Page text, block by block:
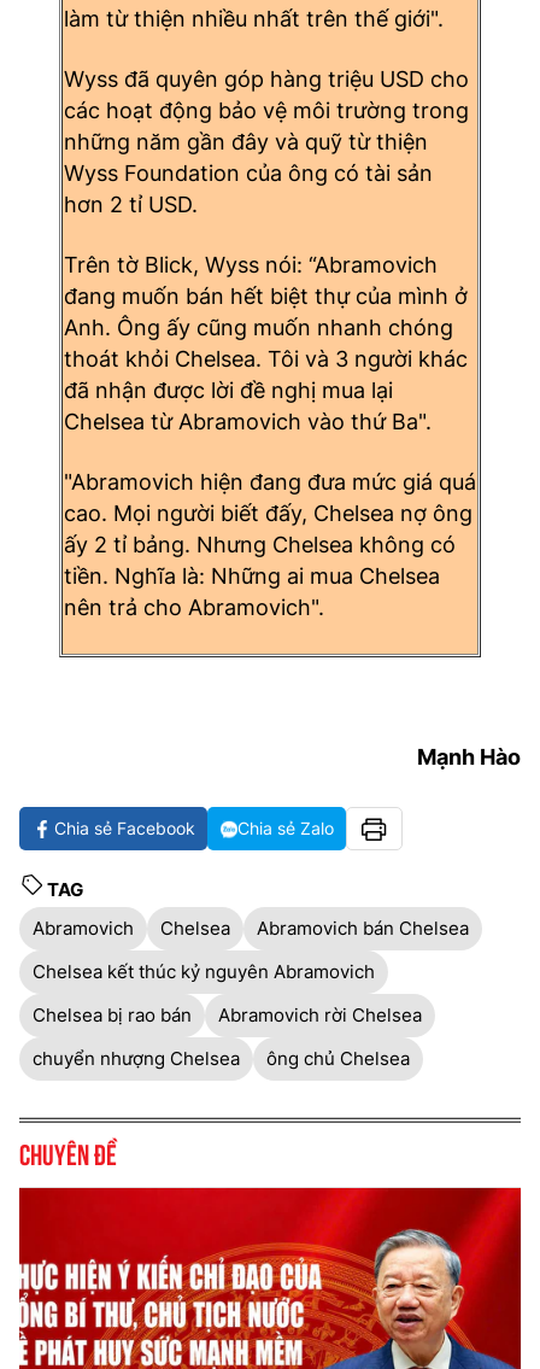
làm từ thiện nhiều nhất trên thế giới".
Wyss đã quyên góp hàng triệu USD cho
các hoạt động bảo vệ môi trường trong
những năm gần đây và quỹ từ thiện
Wyss Foundation của ông có tài sản
hơn 2 tỉ USD.
Trên tờ Blick, Wyss nói: “Abramovich
đang muốn bán hết biệt thự của mình ở
Anh. Ông ấy cũng muốn nhanh chóng
thoát khỏi Chelsea. Tôi và 3 người khác
đã nhận được lời đề nghị mua lại
Chelsea từ Abramovich vào thứ Ba".
"Abramovich hiện đang đưa mức giá quá
cao. Mọi người biết đấy, Chelsea nợ ông
ấy 2 tỉ bảng. Nhưng Chelsea không có
tiền. Nghĩa là: Những ai mua Chelsea
nên trả cho Abramovich".
Mạnh Hào
Chia sẻ Facebook Chia sẻ Zalo
TAG
Abramovich
Chelsea
Abramovich bán Chelsea
Chelsea kết thúc kỷ nguyên Abramovich
Chelsea bị rao bán
Abramovich rời Chelsea
chuyển nhượng Chelsea
ông chủ Chelsea
Chuyên đề